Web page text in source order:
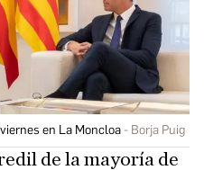
en La Moncloa Borja Puig
de la mayoría de